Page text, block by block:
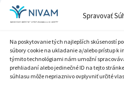
Spravovať
Na poskytovanie tých najlepších skúseností
súbory cookie na ukladanie a/alebo prístup k
týmito technológiami nám umožní
prehliadaní alebo jedinečné ID na tejto
súhlasu môže nepriaznivo ovplyvniť určité
IČO: 00164348
DIČ: 2020798714
Zásady ochrany